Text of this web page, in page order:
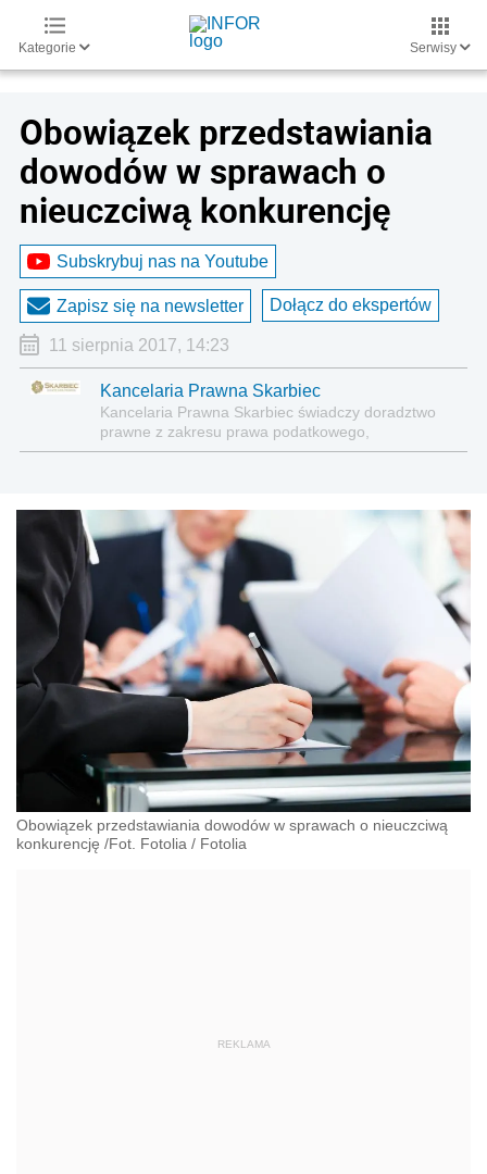
Kategorie Serwisy
Obowiązek przedstawiania
dowodów w sprawach o
nieuczciwą konkurencję
Subskrybuj nas na Youtube
Zapisz się na newsletter Dołącz do ekspertów
11 sierpnia 2017, 14:23
Kancelaria Prawna Skarbiec
Kancelaria Prawna Skarbiec świadczy doradztwo
prawne z zakresu prawa podatkowego,
gospodarczego, cywilnego i karnego.
Obowiązek przedstawiania dowodów w sprawach o nieuczciwą
konkurencję /Fot. Fotolia / Fotolia